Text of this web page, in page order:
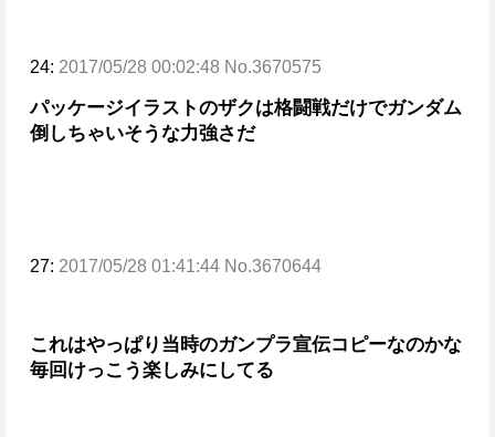
24: 2017/05/28 00:02:48 No.3670575
パッケージイラストのザクは格闘戦だけでガンダム
倒しちゃいそうな力強さだ
27: 2017/05/28 01:41:44 No.3670644
これはやっぱり当時のガンプラ宣伝コピーなのかな
毎回けっこう楽しみにしてる